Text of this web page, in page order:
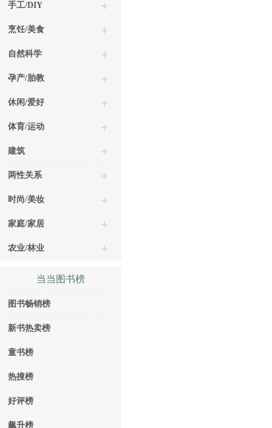
手工/DIY
烹饪/美食
自然科学
孕产/胎教
休闲/爱好
体育/运动
建筑
两性关系
时尚/美妆
家庭/家居
农业/林业
当当图书榜
图书畅销榜
新书热卖榜
童书榜
热搜榜
好评榜
飙升榜